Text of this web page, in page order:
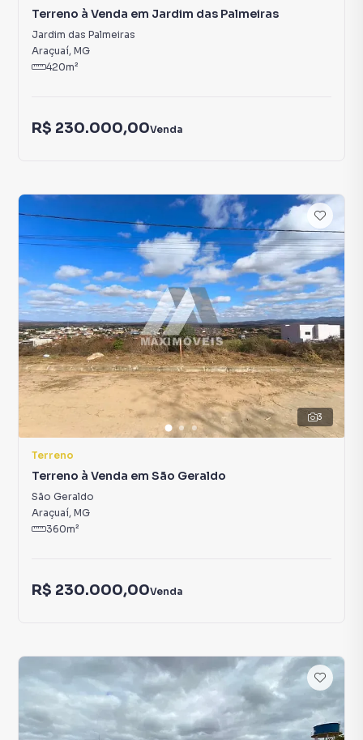
Terreno à Venda em Jardim das Palmeiras
Jardim das Palmeiras
Araçuaí, MG
420m²
R$ 230.000,00Venda
3
Terreno
Terreno à Venda em São Geraldo
São Geraldo
Araçuaí, MG
360m²
R$ 230.000,00Venda